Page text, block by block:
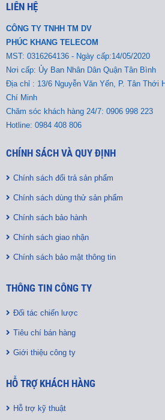
LIÊN HỆ
CÔNG TY TNHH TM DV
PHÚC KHANG TELECOM
MST: 0316264136 - Ngày cấp:14/05/2020
Nơi cấp: Ủy Ban Nhân Dân Quận Tân Bình
Địa chỉ : 13/6 Nguyễn Văn Yến, P. Tân Thới
Chí Minh
Chăm sóc khách hàng 24/7: 0906 998 223
Hotline: 0984 408 806
CHÍNH SÁCH VÀ QUY ĐỊNH
Chính sách đổi trả sản phẩm
Chính sách dùng thử sản phẩm
Chính sách bảo hành
Chính sách giao nhận
Chính sách bảo mật thông tin
THÔNG TIN CÔNG TY
Đối tác chiến lược
Tiêu chí bán hàng
Giới thiệu công ty
HỖ TRỢ KHÁCH HÀNG
Hỗ trợ kỹ thuật